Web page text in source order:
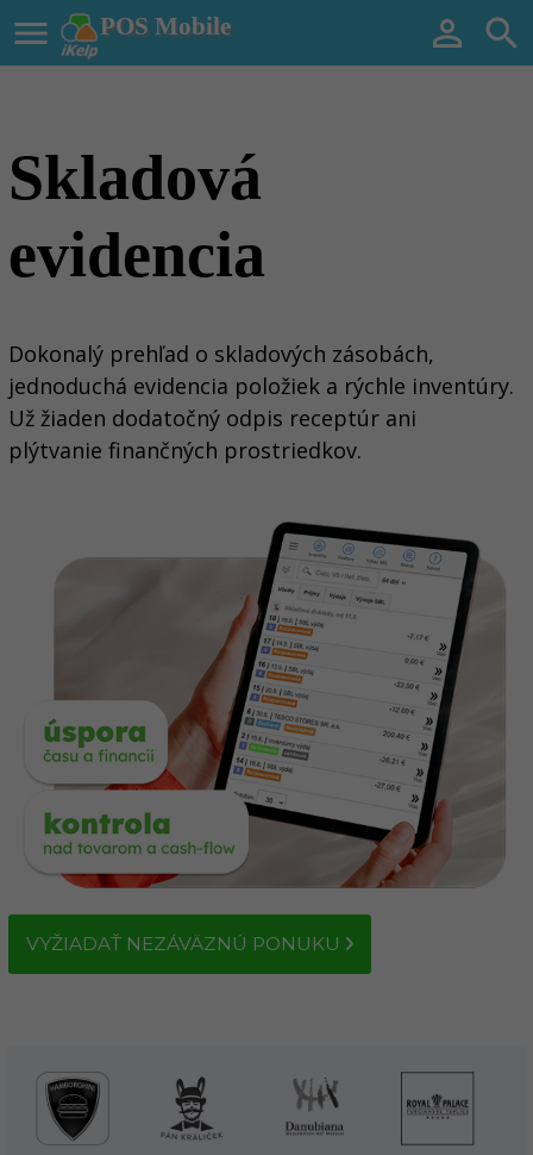
POS Mobile
  
Skladová
evidencia
Dokonalý prehľad o skladových zásobách,
jednoduchá evidencia položiek a rýchle inventúry.
Už žiaden dodatočný odpis receptúr ani
plýtvanie finančných prostriedkov.
VYŽIADAŤ NEZÁVÄZNÚ PONUKU